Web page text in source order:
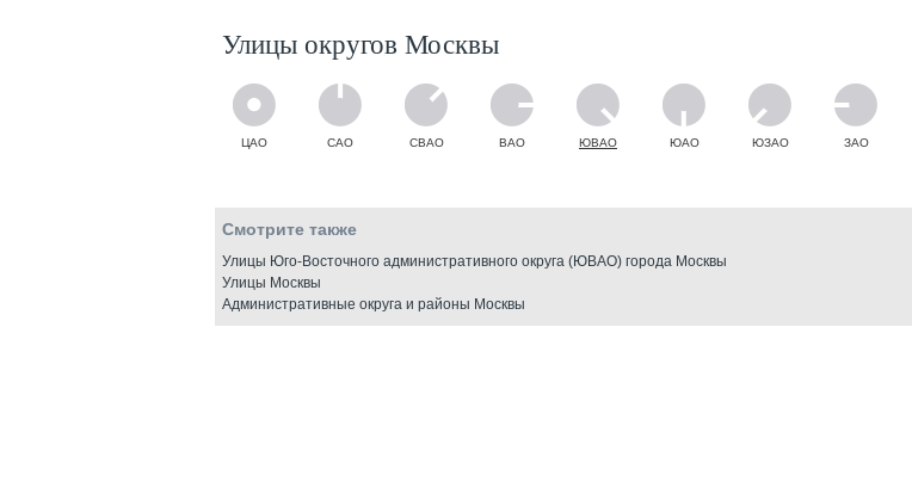
Улицы округов Москвы
ЦАО САО СВАО ВАО ЮВАО ЮАО ЮЗАО ЗАО
Смотрите также
Улицы Юго-Восточного административного округа (ЮВАО) города Москвы
Улицы Москвы
Административные округа и районы Москвы